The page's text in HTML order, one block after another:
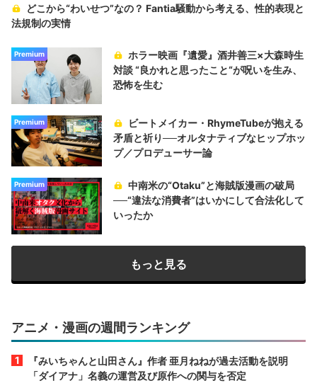
どこから“わいせつ”なの？ Fantia騒動から考える、性的表現と
法規制の実情
Premium
ホラー映画『遺愛』酒井善三×大森時生
対談 “良かれと思ったこと“が呪いを生み、
恐怖を生む
Premium
ビートメイカー・RhymeTubeが抱える
矛盾と祈り──オルタナティブなヒップホッ
プ／プロデューサー論
Premium
中南米の“Otaku”と海賊版漫画の破局
──“違法な消費者”はいかにして合法化して
いったか
もっと見る
アニメ・漫画の週間ランキング
『みいちゃんと山田さん』作者 亜月ねねが過去活動を説明
「ダイアナ」名義の運営及び原作への関与を否定